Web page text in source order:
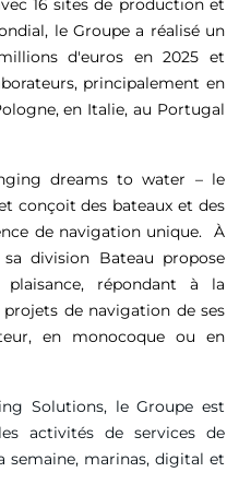
16 sites de production et
le Groupe a réalisé un
d'euros en 2025 et
principalement en
en Italie, au Portugal
dreams to water – le
conçoit des bateaux et des
de navigation unique. À
division Bateau propose
répondant à la
de navigation de ses
en monocoque ou en
Solutions, le Groupe est
activités de services de
semaine, marinas, digital et